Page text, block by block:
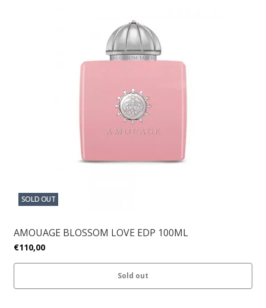
SOLD OUT
AMOUAGE BLOSSOM LOVE EDP 100ML
€110,00
Sold out